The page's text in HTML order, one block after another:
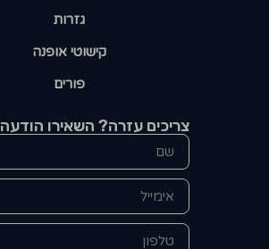
גזרות
קישוטי אופנה
פורים
צריכים עזרה? השאירו הודעה